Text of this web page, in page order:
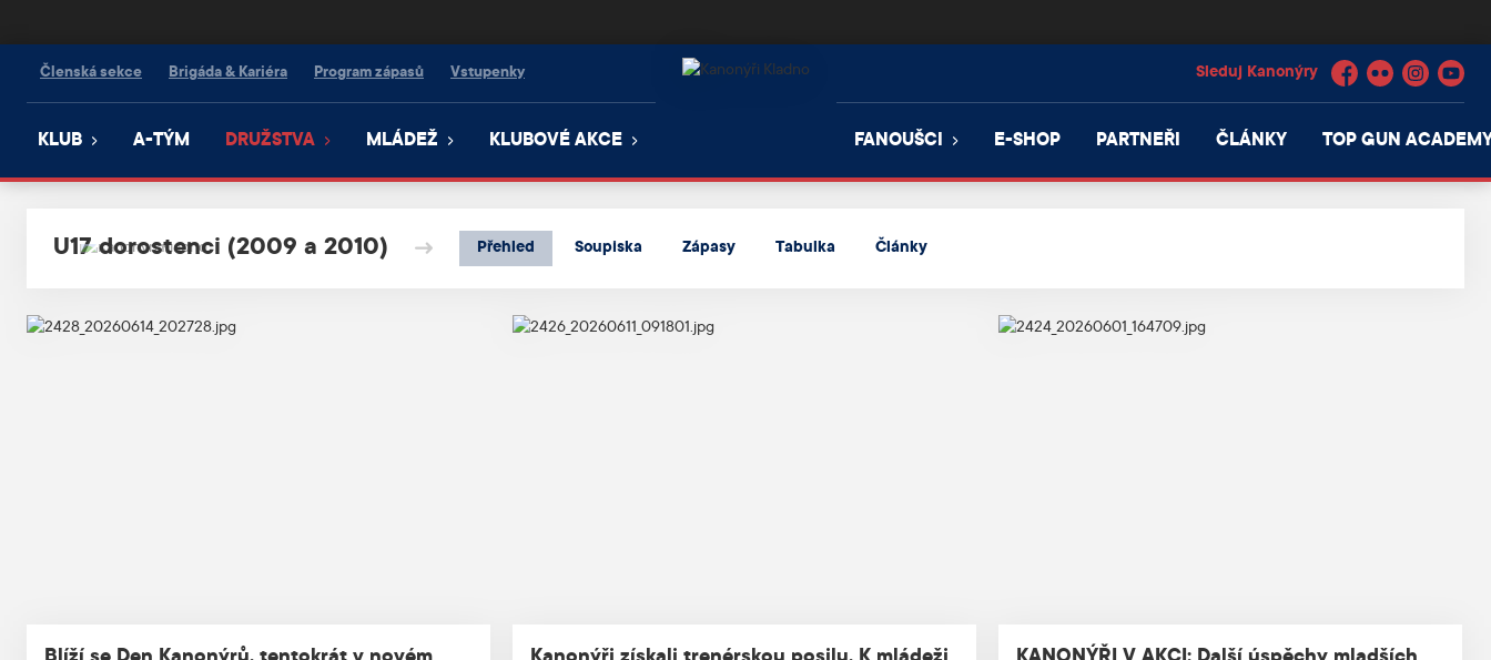
Členská sekce Brigáda & Kariéra Program zápasů Vstupenky
Facebook
Flickr InstagramYouTube
KLUB A-TÝM DRUŽSTVA MLÁDEŽ KLUBOVÉ AKCE FANOUŠCI E-SHOP PARTNEŘI ČLÁNKY TOP GUN
U17 dorostenci (2009 a 2010) Přehled Soupiska Zápasy Tabulka Články